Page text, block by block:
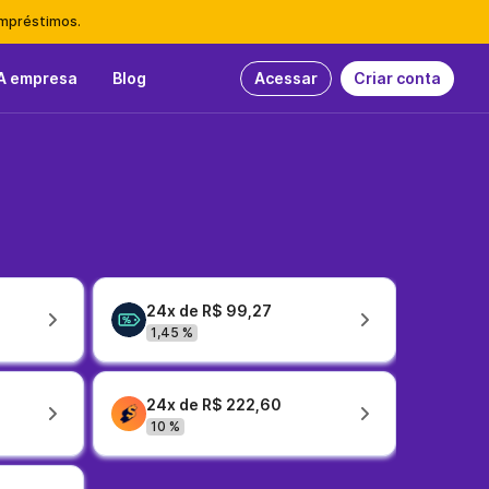
empresa Blog Acessar Criar conta
24x de R$ 99,27
1,45 %
24x de R$ 222,60
10 %